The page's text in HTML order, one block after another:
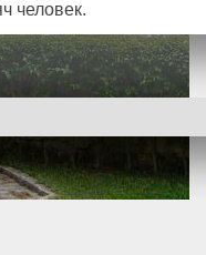
человек.